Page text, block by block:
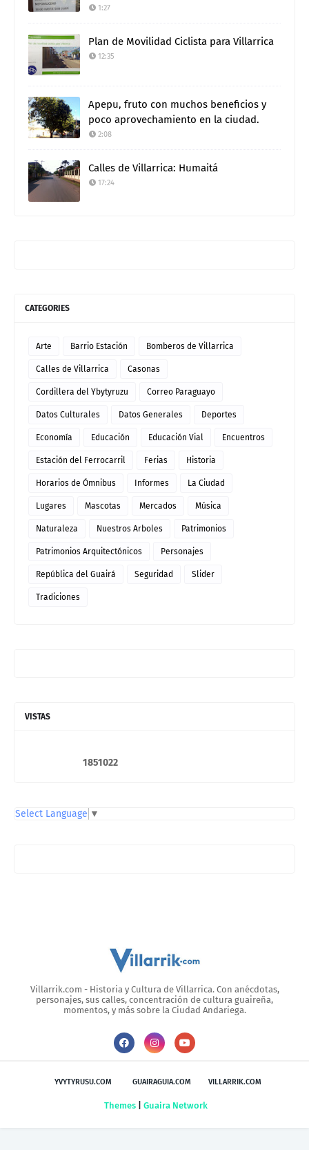
1:27
Plan de Movilidad Ciclista para Villarrica
12:35
Apepu, fruto con muchos beneficios y
poco aprovechamiento en la ciudad.
2:08
Calles de Villarrica: Humaitá
17:24
CATEGORIES
Arte Barrio Estación Bomberos de Villarrica
Calles de Villarrica Casonas
Cordillera del Ybytyruzu Correo Paraguayo
Datos Culturales Datos Generales Deportes
Economía Educación Educación Vial Encuentros
Estación del Ferrocarril Ferias Historia
Horarios de Ómnibus Informes La Ciudad
Lugares Mascotas Mercados Música
Naturaleza Nuestros Arboles Patrimonios
Patrimonios Arquitectónicos Personajes
República del Guairá Seguridad Slider
Tradiciones
VISTAS
1851022
Select Language ▼
Villarrik.com - Historia y Cultura de Villarrica. Con anécdotas,
personajes, sus calles, concentración de cultura guaireña,
momentos, y más sobre la Ciudad Andariega.
YVYTYRUSU.COM GUAIRAGUIA.COM VILLARRIK.COM
Themes Guaira Network